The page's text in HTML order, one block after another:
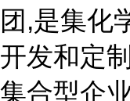
团,是集化
开发和定
集合型企